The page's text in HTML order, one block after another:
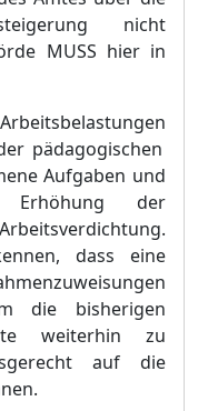
nicht
rde MUSS hier in
en
pädagogischen
Aufgaben und
Erhöhung der
dass eine
die bisherigen
weiterhin zu
auf die